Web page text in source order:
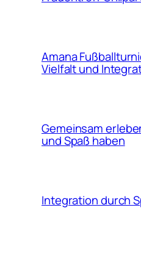
Amana
Vielfalt und
Gemeinsam
und Spaß haben
Integration durch